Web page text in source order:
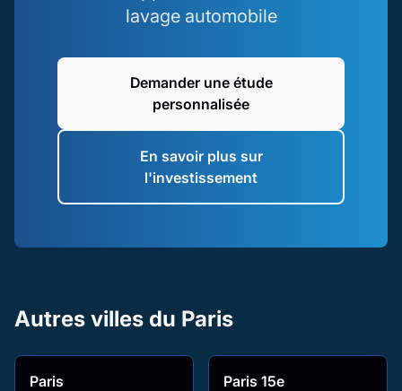
lavage automobile
Demander une étude
personnalisée
En savoir plus sur
l'investissement
Autres villes du Paris
Paris Paris 15e